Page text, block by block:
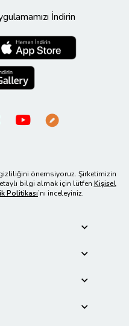
İndirin
önemsiyoruz. Şirketimizin
bilgi almak için lütfen Kişisel
Politikası’nı inceleyiniz.